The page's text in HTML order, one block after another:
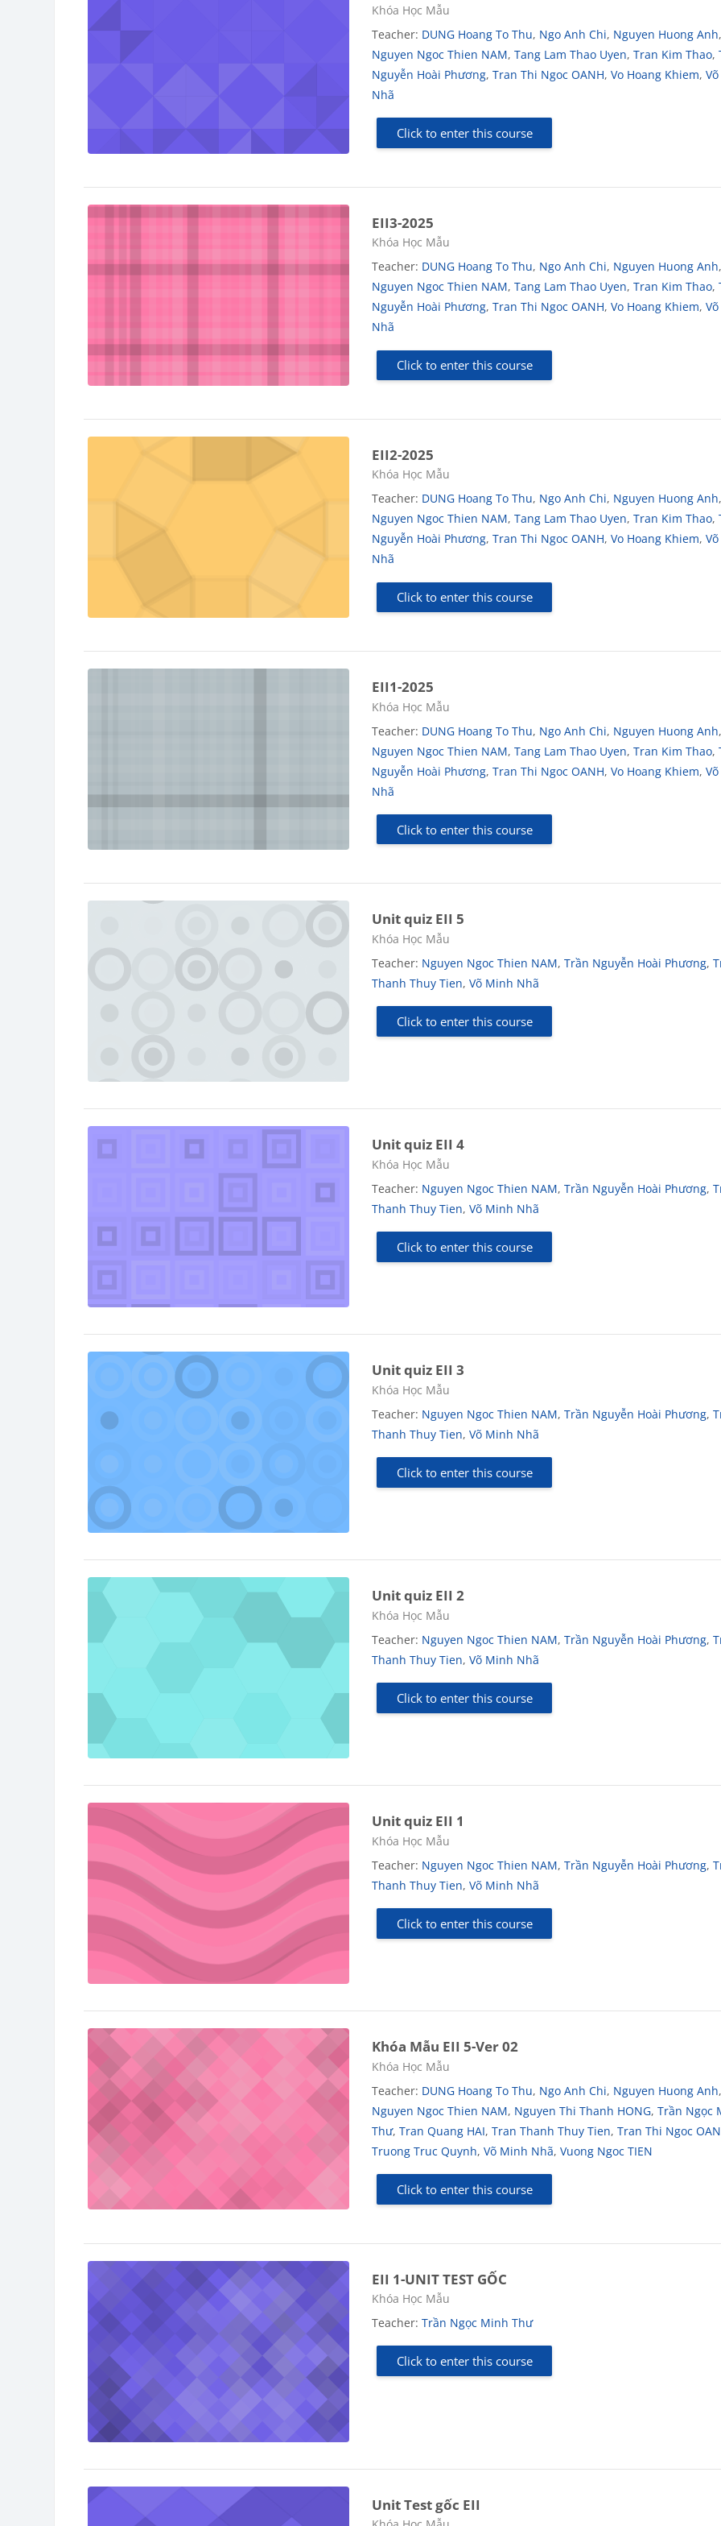
Course category
Khóa Học Mẫu
Teacher: DUNG Hoang To Thu, Ngo Anh Chi, Nguyen Huong Anh
Nguyen Ngoc Thien NAM,Tang Lam Thao Uyen,Tran Kim Thao,
Nguyễn Hoài Phương,Tran Thi Ngoc OANH,Vo Hoang Khiem,
Nhã
Click to enter this course
EII3-2025
Course category
Khóa Học Mẫu
Teacher: DUNG Hoang To Thu, Ngo Anh Chi, Nguyen Huong Anh
Nguyen Ngoc Thien NAM,Tang Lam Thao Uyen,Tran Kim Thao,
Nguyễn Hoài Phương,Tran Thi Ngoc OANH,Vo Hoang Khiem,
Nhã
Click to enter this course
EII2-2025
Course category
Khóa Học Mẫu
Teacher: DUNG Hoang To Thu, Ngo Anh Chi, Nguyen Huong Anh
Nguyen Ngoc Thien NAM,Tang Lam Thao Uyen,Tran Kim Thao,
Nguyễn Hoài Phương,Tran Thi Ngoc OANH,Vo Hoang Khiem,
Nhã
Click to enter this course
EII1-2025
Course category
Khóa Học Mẫu
Teacher: DUNG Hoang To Thu, Ngo Anh Chi, Nguyen Huong Anh
Nguyen Ngoc Thien NAM,Tang Lam Thao Uyen,Tran Kim Thao,
Nguyễn Hoài Phương,Tran Thi Ngoc OANH,Vo Hoang Khiem,
Nhã
Click to enter this course
Unit quiz EII 5
Course category
Khóa Học Mẫu
Teacher: Nguyen Ngoc Thien NAM,Trần Nguyễn Hoài Phương,
Thanh Thuy Tien,Võ Minh Nhã
Click to enter this course
Unit quiz EII 4
Course category
Khóa Học Mẫu
Teacher: Nguyen Ngoc Thien NAM,Trần Nguyễn Hoài Phương,
Thanh Thuy Tien,Võ Minh Nhã
Click to enter this course
Unit quiz EII 3
Course category
Khóa Học Mẫu
Teacher: Nguyen Ngoc Thien NAM,Trần Nguyễn Hoài Phương,
Thanh Thuy Tien,Võ Minh Nhã
Click to enter this course
Unit quiz EII 2
Course category
Khóa Học Mẫu
Teacher: Nguyen Ngoc Thien NAM,Trần Nguyễn Hoài Phương,
Thanh Thuy Tien,Võ Minh Nhã
Click to enter this course
Unit quiz EII 1
Course category
Khóa Học Mẫu
Teacher: Nguyen Ngoc Thien NAM,Trần Nguyễn Hoài Phương,
Thanh Thuy Tien,Võ Minh Nhã
Click to enter this course
Khóa Mẫu EII 5-Ver 02
Course category
Khóa Học Mẫu
Teacher: DUNG Hoang To Thu, Ngo Anh Chi, Nguyen Huong Anh
Nguyen Ngoc Thien NAM, Nguyen Thi Thanh HONG,Trần Ngọc
Thư,Tran Quang HAI,Tran Thanh Thuy Tien,Tran Thi Ngoc
Truong Truc Quynh,Võ Minh Nhã,Vuong Ngoc TIEN
Click to enter this course
EII 1-UNIT TEST GỐC
Course category
Khóa Học Mẫu
Teacher:Trần Ngọc Minh Thư
Click to enter this course
Unit Test gốc EII